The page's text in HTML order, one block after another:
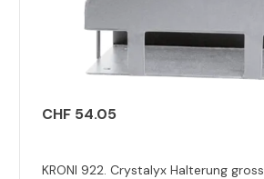
CHF 54.05
KRONI 922. Crystalyx Halterung gross